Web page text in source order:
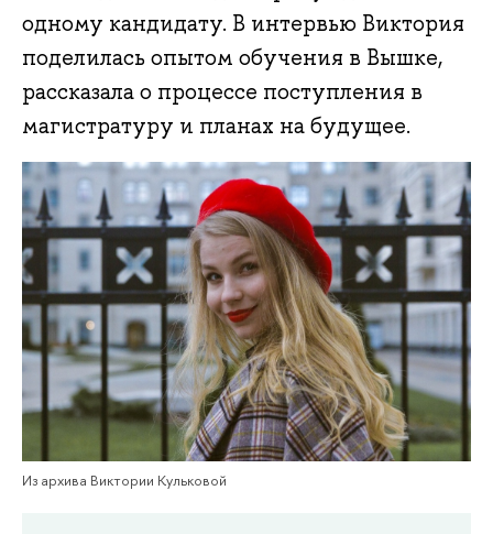
одному кандидату. В интервью Виктория
поделилась опытом обучения в Вышке,
рассказала о процессе поступления в
магистратуру и планах на будущее.
Из архива Виктории Кульковой